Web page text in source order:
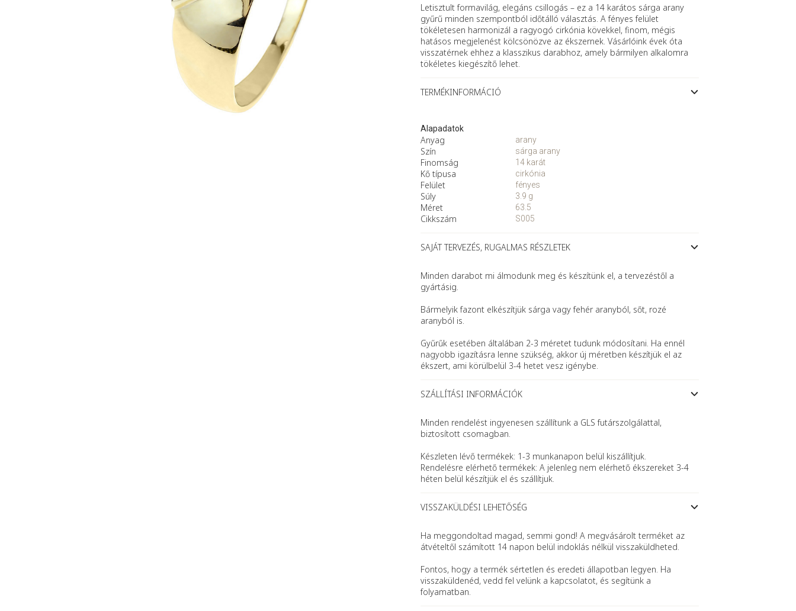
mennyiség
Letisztult formavilág, elegáns csillogás – ez a 14 karátos sárga arany
gyűrű minden szempontból időtálló választás. A fényes felület
tökéletesen harmonizál a ragyogó cirkónia kövekkel, finom, mégis
hatásos megjelenést kölcsönözve az ékszernek. Vásárlóink évek óta
visszatérnek ehhez a klasszikus darabhoz, amely bármilyen alkalomra
tökéletes kiegészítő lehet.
TERMÉKINFORMÁCIÓ
Alapadatok
Anyag
Szín
Finomság
Kő típusa
Felület
Súly
Méret
Cikkszám
arany
sárga arany
14 karát
cirkónia
fényes
3.9 g
63.5
S005
SAJÁT TERVEZÉS, RUGALMAS RÉSZLETEK
Minden darabot mi álmodunk meg és készítünk el, a tervezéstől a
gyártásig.
Bármelyik fazont elkészítjük sárga vagy fehér aranyból, sőt, rozé
aranyból is.
Gyűrűk esetében általában 2-3 méretet tudunk módosítani. Ha ennél
nagyobb igazításra lenne szükség, akkor új méretben készítjük el az
ékszert, ami körülbelül 3-4 hetet vesz igénybe.
SZÁLLÍTÁSI INFORMÁCIÓK
Minden rendelést ingyenesen szállítunk a GLS futárszolgálattal,
biztosított csomagban.
Készleten lévő termékek: 1-3 munkanapon belül kiszállítjuk.
Rendelésre elérhető termékek: A jelenleg nem elérhető ékszereket 3-4
héten belül készítjük el és szállítjuk.
VISSZAKÜLDÉSI LEHETŐSÉG
Ha meggondoltad magad, semmi gond! A megvásárolt terméket az
átvételtől számított 14 napon belül indoklás nélkül visszaküldheted.
Fontos, hogy a termék sértetlen és eredeti állapotban legyen. Ha
visszaküldenéd, vedd fel velünk a kapcsolatot, és segítünk a
folyamatban.